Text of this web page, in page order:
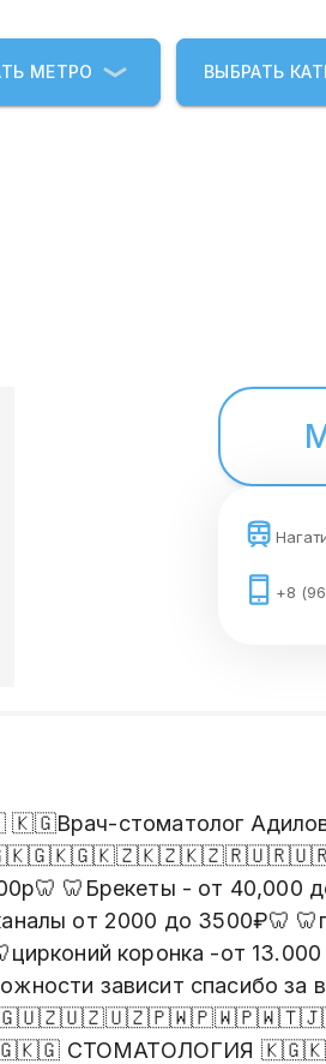
МЕТРО ВЫБРАТЬ
+8
стоматолог Адилов
🦷Брекеты - от 40,000
от 2000 до 3500₽🦷
коронка -от
зависит спасибо
СТОМАТОЛОГИЯ